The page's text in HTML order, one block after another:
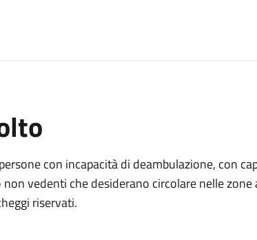
con incapacità di deambulazione, con
vedenti che desiderano circolare nelle
riservati.